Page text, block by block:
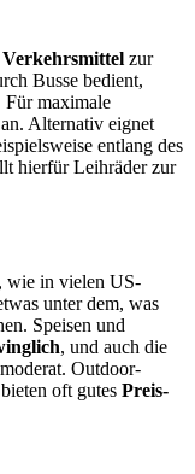
Verkehrsmittel zur
Busse bedient,
Für maximale
an. Alternativ eignet
entlang des
hierfür Leihräder zur
wie in vielen US-
unter dem, was
Speisen und
, und auch die
Outdoor-
oft gutes Preis-